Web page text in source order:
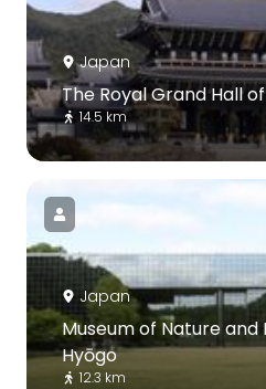
Japan
The Royal Grand Hall
14.5 km
Japan
Museum of Nature and
Hyōgo
12.3 km